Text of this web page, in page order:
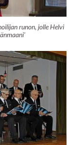
runon, jolle Helvi